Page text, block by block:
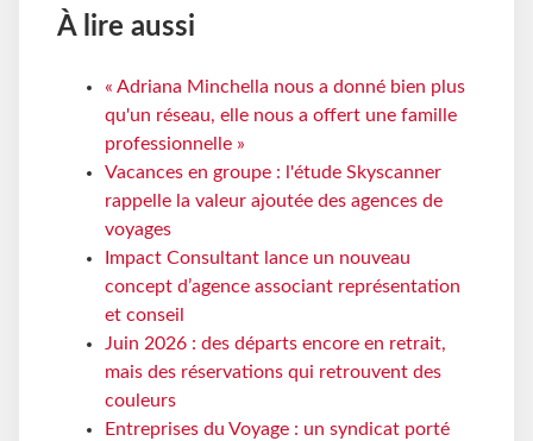
À lire aussi
« Adriana Minchella nous a donné bien plus
qu'un réseau, elle nous a offert une famille
professionnelle »
Vacances en groupe : l'étude Skyscanner
rappelle la valeur ajoutée des agences de
voyages
Impact Consultant lance un nouveau
concept d’agence associant représentation
et conseil
Juin 2026 : des départs encore en retrait,
mais des réservations qui retrouvent des
couleurs
Entreprises du Voyage : un syndicat porté